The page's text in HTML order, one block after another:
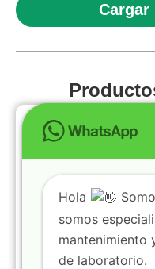
Cargar
Hola
somos
mantenimiento
de laboratorio.